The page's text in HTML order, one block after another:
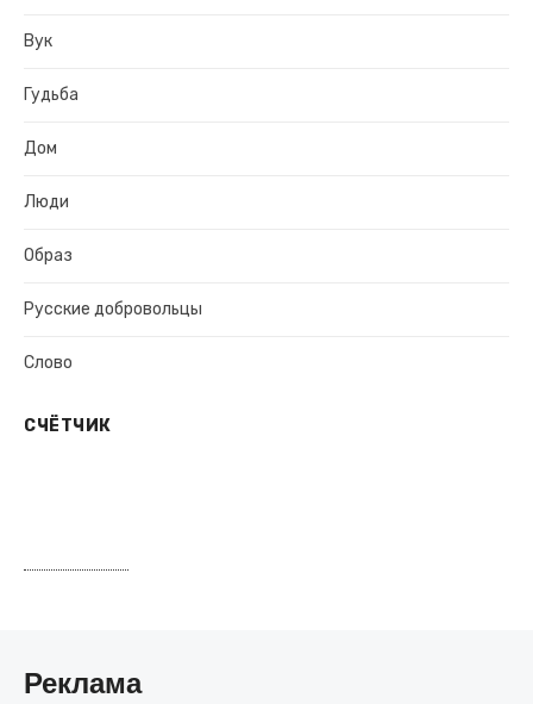
Вук
Гудьба
Дом
Люди
Образ
Русские добровольцы
Слово
СЧЁТЧИК
Реклама